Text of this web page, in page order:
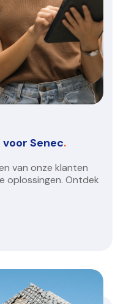
voor Senec.
van onze klanten
oplossingen. Ontdek